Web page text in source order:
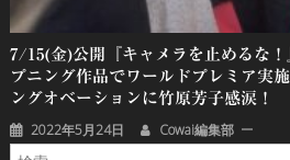
7/15(金)公開『キャメラを止めるな
プニング作品でワールドプレミア実
ングオベーションに竹原芳子感涙！
2022年5月24日 Cowai編集部